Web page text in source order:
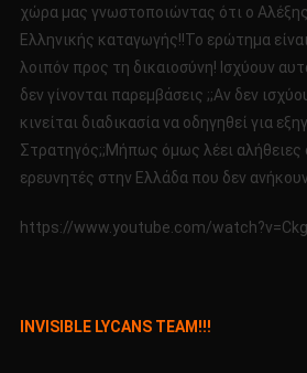
χώρα μας γνωστοποιώντας ότι ο Αλέξης
Ελληνικής καταγωγής!!Το ερώτημα
λοιπόν προς τη δικαιοσύνη! Ισχύουν
δεν γίνονται παρεμβάσεις ;;Αν δεν
κινείται διαδικασία να οδηγηθεί για
Στρατηγός;;Μήπως όμως λέει αλήθειες
ερευνητές στην Ελλάδα που δεν
https://www.youtube.com/
INVISIBLE LYCANS TEAM!!!